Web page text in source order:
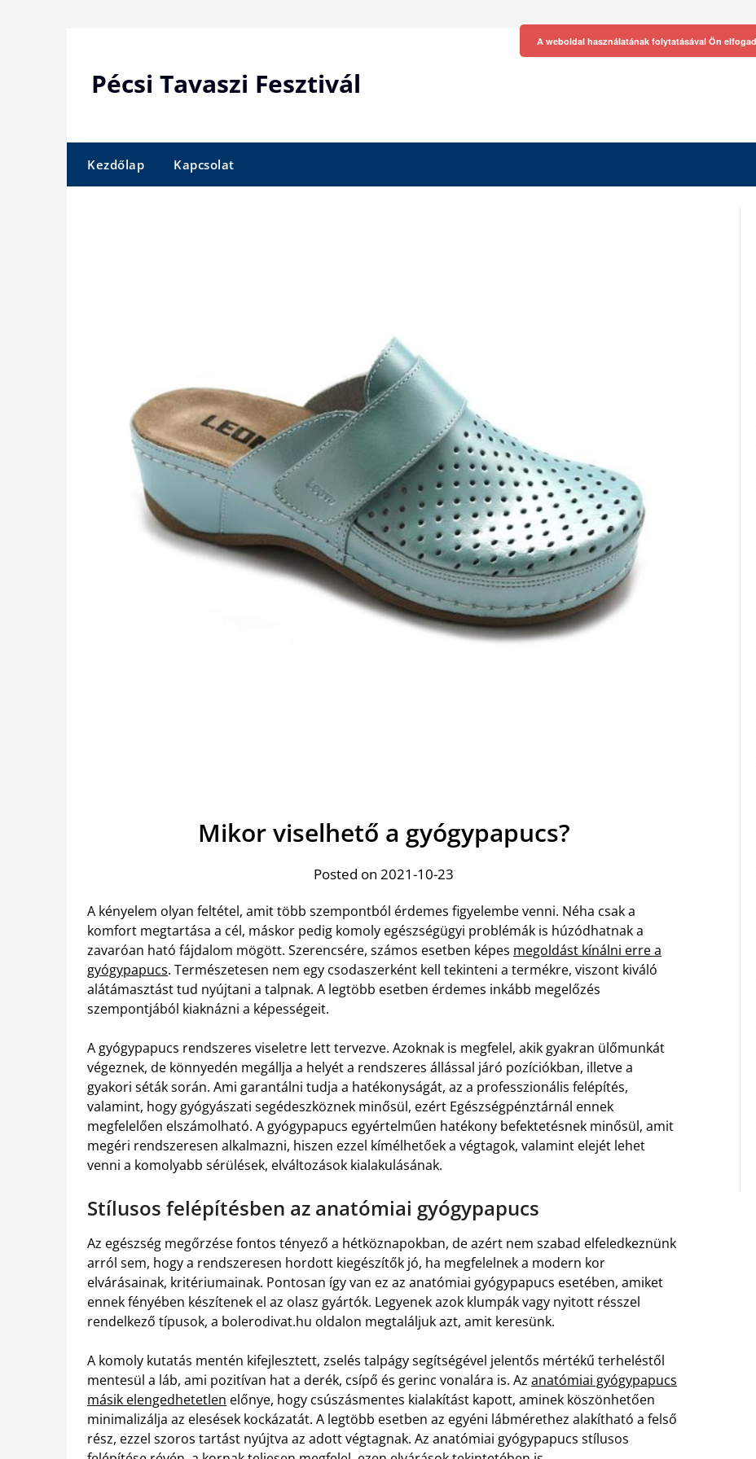
Pécsi Tavaszi Fesztivál
Kezdőlap Kapcsolat
Mikor viselhető a gyógypapucs?
Posted on 2021-10-23
A kényelem olyan feltétel, amit több szempontból érdemes figyelembe venni. Néha csak a
komfort megtartása a cél, máskor pedig komoly egészségügyi problémák is húzódhatnak a
zavaróan ható fájdalom mögött. Szerencsére, számos esetben képes megoldást kínálni erre a
gyógypapucs. Természetesen nem egy csodaszerként kell tekinteni a termékre, viszont kiváló
alátámasztást tud nyújtani a talpnak. A legtöbb esetben érdemes inkább megelőzés
szempontjából kiaknázni a képességeit.
A gyógypapucs rendszeres viseletre lett tervezve. Azoknak is megfelel, akik gyakran ülőmunkát
végeznek, de könnyedén megállja a helyét a rendszeres állással járó pozíciókban, illetve a
gyakori séták során. Ami garantálni tudja a hatékonyságát, az a professzionális felépítés,
valamint, hogy gyógyászati segédeszköznek minősül, ezért Egészségpénztárnál ennek
megfelelően elszámolható. A gyógypapucs egyértelműen hatékony befektetésnek minősül, amit
megéri rendszeresen alkalmazni, hiszen ezzel kímélhetőek a végtagok, valamint elejét lehet
venni a komolyabb sérülések, elváltozások kialakulásának.
Stílusos felépítésben az anatómiai gyógypapucs
Az egészség megőrzése fontos tényező a hétköznapokban, de azért nem szabad elfeledkeznünk
arról sem, hogy a rendszeresen hordott kiegészítők jó, ha megfelelnek a modern kor
elvárásainak, kritériumainak. Pontosan így van ez az anatómiai gyógypapucs esetében, amiket
ennek fényében készítenek el az olasz gyártók. Legyenek azok klumpák vagy nyitott résszel
rendelkező típusok, a bolerodivat.hu oldalon megtaláljuk azt, amit keresünk.
A komoly kutatás mentén kifejlesztett, zselés talpágy segítségével jelentős mértékű terheléstől
mentesül a láb, ami pozitívan hat a derék, csípő és gerinc vonalára is. Az anatómiai gyógypapucs
másik elengedhetetlen előnye, hogy csúszásmentes kialakítást kapott, aminek köszönhetően
minimalizálja az elesések kockázatát. A legtöbb esetben az egyéni lábmérethez alakítható a felső
rész, ezzel szoros tartást nyújtva az adott végtagnak. Az anatómiai gyógypapucs stílusos
A weboldal használatának folytatásával Ön